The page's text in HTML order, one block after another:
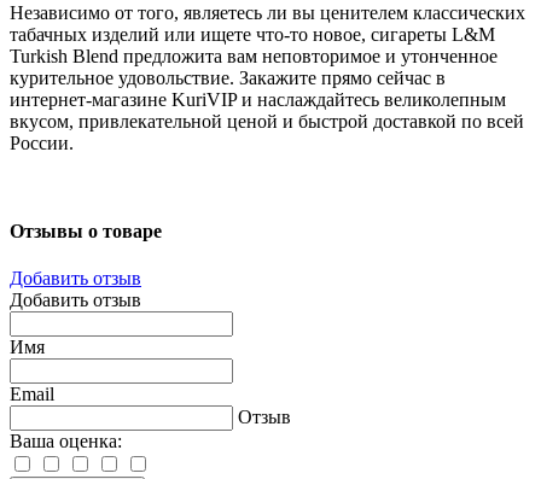
Независимо от того, являетесь ли вы ценителем классических
табачных изделий или ищете что-то новое, сигареты L&M
Turkish Blend предложита вам неповторимое и утонченное
курительное удовольствие. Закажите прямо сейчас в
интернет-магазине KuriVIP и наслаждайтесь великолепным
вкусом, привлекательной ценой и быстрой доставкой по всей
России.
Отзывы о товаре
Добавить отзыв
Добавить отзыв
Имя
Email
Отзыв
Ваша оценка: